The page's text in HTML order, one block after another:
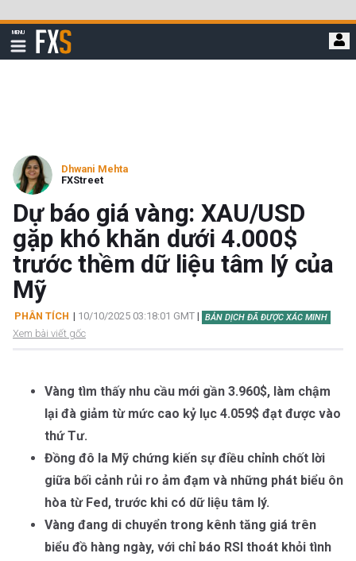
qua
đi
MENU
Hiển
thị
FXStreet
Dhwani Mehta
FXStreet
Dự báo giá vàng: XAU/USD
gặp khó khăn dưới 4.000$
trước thềm dữ liệu tâm lý của
Mỹ
PHÂN TÍCH | 10/10/2025 03:18:01 GMT | BẢN DỊCH ĐÃ ĐƯỢC XÁC MINH
Xem bài viết gốc
Vàng tìm thấy nhu cầu mới gần 3.960$, làm chậm
lại đà giảm từ mức cao kỷ lục 4.059$ đạt được vào
thứ Tư.
Đồng đô la Mỹ chứng kiến sự điều chỉnh chốt lời
giữa bối cảnh rủi ro ảm đạm và những phát biểu ôn
hòa từ Fed, trước khi có dữ liệu tâm lý.
Vàng đang di chuyển trong kênh tăng giá trên
biểu đồ hàng ngày, với chỉ báo RSI thoát khỏi tình